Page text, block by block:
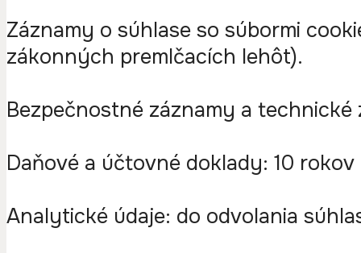
Záznamy o súhlase so súbormi
zákonných premlčacích lehôt).
Bezpečnostné záznamy a technické
Daňové a účtovné doklady: 10
Analytické údaje: do odvolania